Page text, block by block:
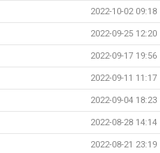
2022-10-02 09:18
2022-09-25 12:20
2022-09-17 19:56
2022-09-11 11:17
2022-09-04 18:23
2022-08-28 14:14
2022-08-21 23:19